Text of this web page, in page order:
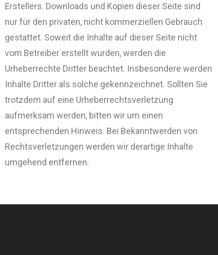
Erstellers. Downloads und Kopien dieser Seite sind
nur für den privaten, nicht kommerziellen Gebrauch
gestattet. Soweit die Inhalte auf dieser Seite nicht
vom Betreiber erstellt wurden, werden die
Urheberrechte Dritter beachtet. Insbesondere werden
Inhalte Dritter als solche gekennzeichnet. Sollten Sie
trotzdem auf eine Urheberrechtsverletzung
aufmerksam werden, bitten wir um einen
entsprechenden Hinweis. Bei Bekanntwerden von
Rechtsverletzungen werden wir derartige Inhalte
umgehend entfernen.